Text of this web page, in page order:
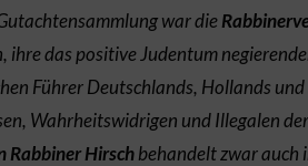
war die
das positive Judentum
Führer Deutschlands, Hollands
Wahrheitswidrigen und Illegalen
Rabbiner Hirschbehandelt zwar auch